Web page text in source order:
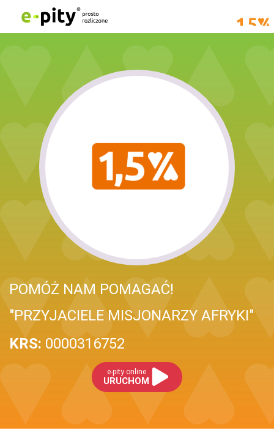
POMÓŻ NAM POMAGAĆ!
"PRZYJACIELE MISJONARZY AFRYKI"
KRS: 0000316752
e-pity online
URUCHOM